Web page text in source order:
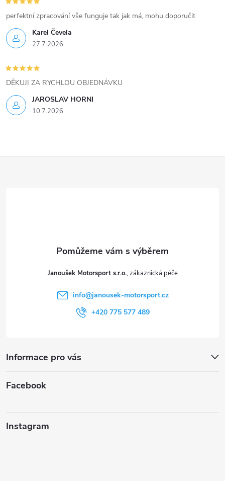
v
ý
p
i
s
u
Karel Čevela
27.7.2026
perfektní zpracování vše funguje tak jak má, mohu doporučit
JAROSLAV HORNI
10.7.2026
DĚKUJI ZA RYCHLOU OBJEDNÁVKU
Janoušek Motorsport s.r.o.
info@janousek-motorsport.cz
+420 775 577 489
Informace pro vás
Facebook
Instagram